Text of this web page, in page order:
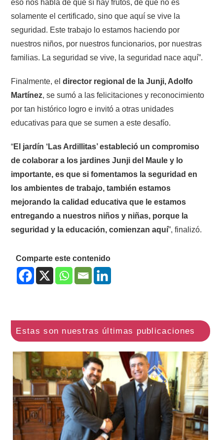
eso nos habla de que sí hay frutos, de que no es
solamente el certificado, sino que aquí se vive la
seguridad. Este trabajo lo estamos haciendo por
nuestros niños, por nuestros funcionarios, por nuestras
familias. La seguridad se vive, la seguridad nace aquí”.
Finalmente, eldirector regional de la Junji, Adolfo
Martínez, se sumó a las felicitaciones y reconocimiento
por tan histórico logro e invitó a otras unidades
educativas para que se sumen a este desafío.
“El jardín ‘Las Ardillitas’ estableció un compromiso
de colaborar a los jardines Junji del Maule y lo
importante, es que si fomentamos la seguridad en
los ambientes de trabajo, también estamos
mejorando la calidad educativa que le estamos
entregando a nuestros niños y niñas, porque la
seguridad y la educación, comienzan aquí”, finalizó.
Comparte este contenido